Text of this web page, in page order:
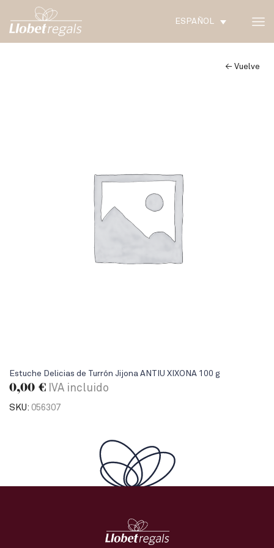
ESPAÑOL
← Vuelve
Estuche Delicias de Turrón Jijona ANTIU XIXONA 100 g
0,00 € IVA incluido
SKU: 056307